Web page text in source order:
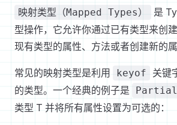
映射类型（Mapped Types）
是
型操作，它允许你通过已有类型来创
现有类型的属性、方法或者创建新的属
常见的映射类型是利用 keyof
关键
的类型。一个经典的例子是
类型 T 并将所有属性设置为可选的：